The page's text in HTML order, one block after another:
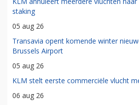
staking
05 aug 26
Transavia opent komende winter
Brussels Airport
05 aug 26
KLM stelt eerste commerciële vlucht
06 aug 26